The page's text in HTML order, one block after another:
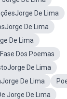
De Lima
De Lima
De Lima
Dos Poemas
De Lima
De Lima
Jorge De Lima